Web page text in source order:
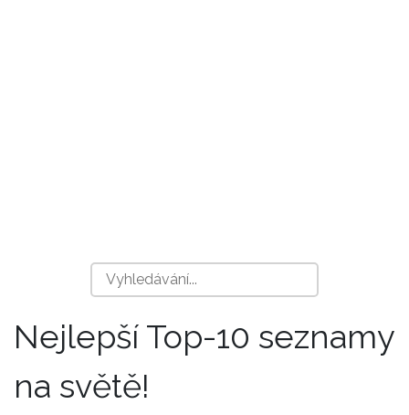
Nejlepší Top-10 seznamy
na světě!